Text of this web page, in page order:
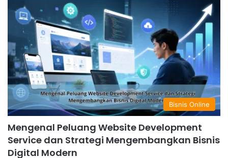
Bisnis Online
Mengenal Peluang Website Development
Service dan Strategi Mengembangkan Bisnis
Digital Modern